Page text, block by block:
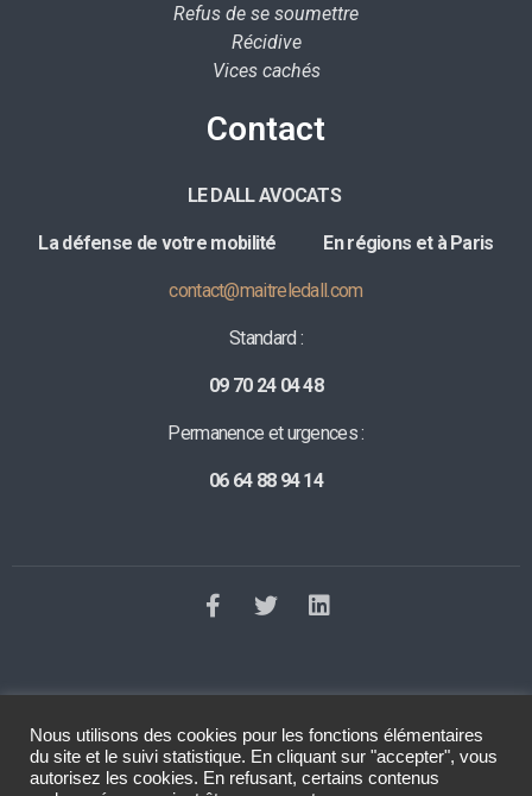
Refus de se soumettre
Récidive
Vices cachés
Contact
LE DALL AVOCATS
La défense de votre mobilité En régions et à Paris
contact@maitreledall.com
Standard :
09 70 24 04 48
Permanence et urgences :
06 64 88 94 14
©2023 Tous droits réservés Le Dall Avocat . Réalisation
Raphaelle
Baut
Nous utilisons des cookies pour les fonctions élémentaires
du site et le suivi statistique. En cliquant sur "accepter", vous
autorisez les cookies. En refusant, certains contenus